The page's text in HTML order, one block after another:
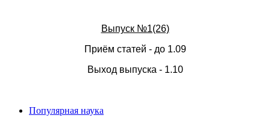
Выпуск №1(26)
Приём статей - до 1.09
Выход выпуска - 1.10
Популярная наука